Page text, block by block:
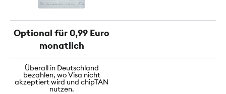
Optional für 0,99 Euro
monatlich
Überall in Deutschland
bezahlen, wo Visa nicht
akzeptiert wird und chipTAN
nutzen.